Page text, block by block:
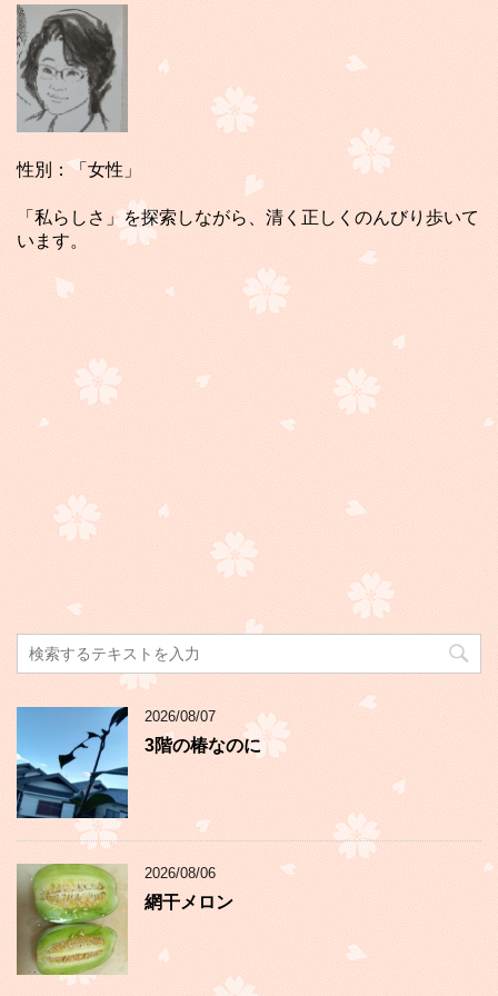
性別：「女性」
「私らしさ」を探索しながら、清く正しくのんびり歩いて
います。
2026/08/07
3階の椿なのに
2026/08/06
網干メロン